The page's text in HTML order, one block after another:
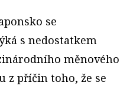
se
s nedostatkem
měnového
z příčin toho, že se